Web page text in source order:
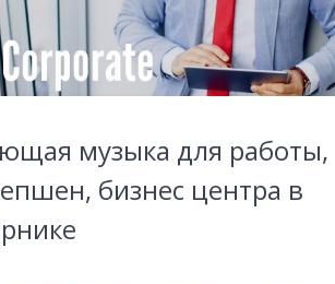
музыка для работы,
бизнес центра в